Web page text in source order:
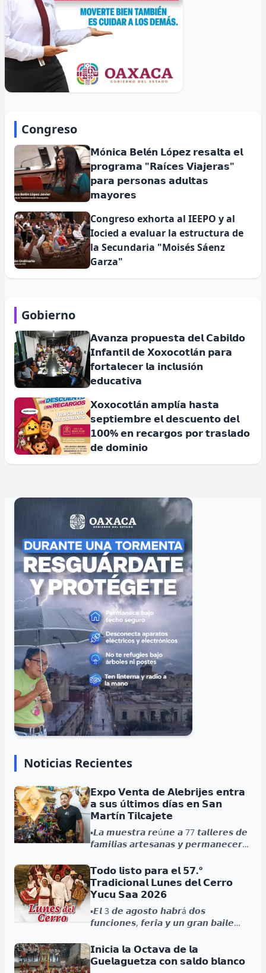
Congreso
𝗠ó𝗻𝗶𝗰𝗮 𝗕𝗲𝗹é𝗻 𝗟ó𝗽𝗲𝘇 𝗿𝗲𝘀𝗮𝗹𝘁𝗮 𝗲𝗹
𝗽𝗿𝗼𝗴𝗿𝗮𝗺𝗮 "𝗥𝗮í𝗰𝗲𝘀 𝗩𝗶𝗮𝗷𝗲𝗿𝗮𝘀"
𝗽𝗮𝗿𝗮 𝗽𝗲𝗿𝘀𝗼𝗻𝗮𝘀 𝗮𝗱𝘂𝗹𝘁𝗮𝘀
𝗺𝗮𝘆𝗼𝗿𝗲𝘀
Congreso exhorta al IEEPO y al
Iocied a evaluar la estructura de
la Secundaria "Moisés Sáenz
Garza"
Gobierno
𝗔𝘃𝗮𝗻𝘇𝗮 𝗽𝗿𝗼𝗽𝘂𝗲𝘀𝘁𝗮 𝗱𝗲𝗹 𝗖𝗮𝗯𝗶𝗹𝗱𝗼
𝗜𝗻𝗳𝗮𝗻𝘁𝗶𝗹 𝗱𝗲 𝗫𝗼𝘅𝗼𝗰𝗼𝘁𝗹á𝗻 𝗽𝗮𝗿𝗮
𝗳𝗼𝗿𝘁𝗮𝗹𝗲𝗰𝗲𝗿 𝗹𝗮 𝗶𝗻𝗰𝗹𝘂𝘀𝗶ó𝗻
𝗲𝗱𝘂𝗰𝗮𝘁𝗶𝘃𝗮
𝗫𝗼𝘅𝗼𝗰𝗼𝘁𝗹á𝗻 𝗮𝗺𝗽𝗹í𝗮 𝗵𝗮𝘀𝘁𝗮
𝘀𝗲𝗽𝘁𝗶𝗲𝗺𝗯𝗿𝗲 𝗲𝗹 𝗱𝗲𝘀𝗰𝘂𝗲𝗻𝘁𝗼 𝗱𝗲𝗹
𝟭𝟬𝟬% 𝗲𝗻 𝗿𝗲𝗰𝗮𝗿𝗴𝗼𝘀 𝗽𝗼𝗿 𝘁𝗿𝗮𝘀𝗹𝗮𝗱𝗼
𝗱𝗲 𝗱𝗼𝗺𝗶𝗻𝗶𝗼
Noticias Recientes
𝗘𝘅𝗽𝗼 𝗩𝗲𝗻𝘁𝗮 𝗱𝗲 𝗔𝗹𝗲𝗯𝗿𝗶𝗷𝗲𝘀 𝗲𝗻𝘁𝗿𝗮
𝗮 𝘀𝘂𝘀 ú𝗹𝘁𝗶𝗺𝗼𝘀 𝗱í𝗮𝘀 𝗲𝗻 𝗦𝗮𝗻
𝗠𝗮𝗿𝘁í𝗻 𝗧𝗶𝗹𝗰𝗮𝗷𝗲𝘁𝗲
▪️𝙇𝙖 𝙢𝙪𝙚𝙨𝙩𝙧𝙖 𝙧𝙚ú𝙣𝙚 𝙖 77 𝙩𝙖𝙡𝙡𝙚𝙧𝙚𝙨 𝙙𝙚
𝙛𝙖𝙢𝙞𝙡𝙞𝙖𝙨 𝙖𝙧𝙩𝙚𝙨𝙖𝙣𝙖𝙨 𝙮 𝙥𝙚𝙧𝙢𝙖𝙣𝙚𝙘𝙚𝙧á
𝗧𝗼𝗱𝗼 𝗹𝗶𝘀𝘁𝗼 𝗽𝗮𝗿𝗮 𝗲𝗹 𝟱𝟳.º
𝗧𝗿𝗮𝗱𝗶𝗰𝗶𝗼𝗻𝗮𝗹 𝗟𝘂𝗻𝗲𝘀 𝗱𝗲𝗹 𝗖𝗲𝗿𝗿𝗼
𝗬𝘂𝗰𝘂 𝗦𝗮𝗮 𝟮𝟬𝟮𝟲
▪️𝙀𝙡 3 𝙙𝙚 𝙖𝙜𝙤𝙨𝙩𝙤 𝙝𝙖𝙗𝙧á 𝙙𝙤𝙨
𝙛𝙪𝙣𝙘𝙞𝙤𝙣𝙚𝙨, 𝙛𝙚𝙧𝙞𝙖 𝙮 𝙪𝙣 𝙜𝙧𝙖𝙣 𝙗𝙖𝙞𝙡𝙚
𝗜𝗻𝗶𝗰𝗶𝗮 𝗹𝗮 𝗢𝗰𝘁𝗮𝘃𝗮 𝗱𝗲 𝗹𝗮
𝗚𝘂𝗲𝗹𝗮𝗴𝘂𝗲𝘁𝘇𝗮 𝗰𝗼𝗻 𝘀𝗮𝗹𝗱𝗼 𝗯𝗹𝗮𝗻𝗰𝗼